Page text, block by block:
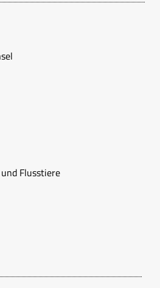
Insel
Flusstiere